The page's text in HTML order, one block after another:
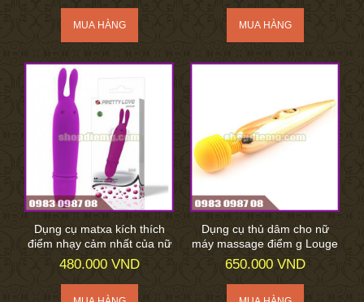
Dụng cụ matxa kích thích
điểm nhạy cảm nhất của nữ
480.000 VND
Dụng cụ thủ dâm cho nữ
máy massage điểm g Louge
650.000 VND